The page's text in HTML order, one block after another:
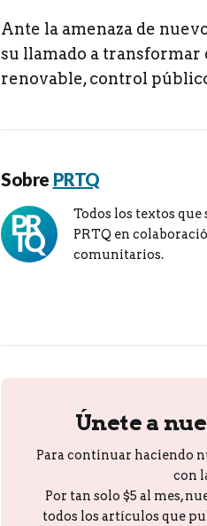
Ante la amenaza de
su llamado a transformar
renovable, control
Sobre PRTQ
Todos los textos
PRTQ en
comunitarios.
Únete a
Para continuar haciendo
con
Por tan solo $5 al mes,
todos los artículos que